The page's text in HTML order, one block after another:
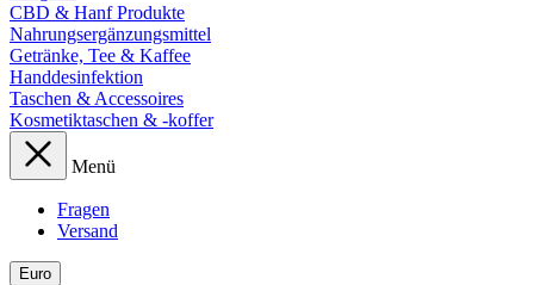
CBD & Hanf Produkte
Nahrungsergänzungsmittel
Getränke, Tee & Kaffee
Handdesinfektion
Taschen & Accessoires
Kosmetiktaschen & -koffer
Menü
Fragen
Versand
Euro